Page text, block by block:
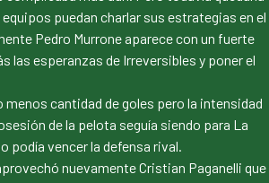
puedan charlar sus estrategias en el
Pedro Murrone aparece con un fuerte
las esperanzas de Irreversibles y poner el
menos cantidad de goles pero la intensidad
de la pelota seguía siendo para La
podía vencer la defensa rival.
nuevamente Cristian Paganelli que